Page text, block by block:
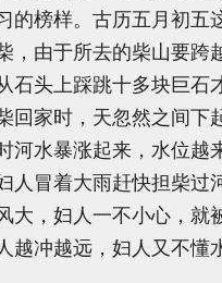
的榜样。古历五月初五
，由于所去的柴山要跨
石头上踩跳十多块巨石
回家时，天忽然之间下
河水暴涨起来，水位越
人冒着大雨赶快担柴过
大，妇人一不小心，就
越冲越远，妇人又不懂